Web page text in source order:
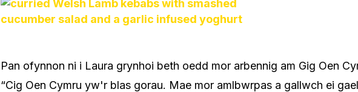
Pan ofynnon ni i Laura grynhoi beth oedd mor arbennig am Gig Oen
“Cig Oen Cymru yw'r blas gorau. Mae mor amlbwrpas a gallwch ei